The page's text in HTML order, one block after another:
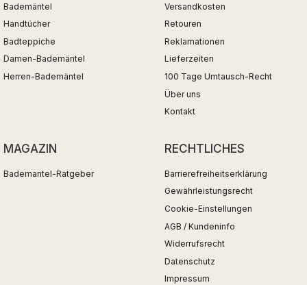
Bademäntel
Handtücher
Badteppiche
Damen-Bademäntel
Herren-Bademäntel
Versandkosten
Retouren
Reklamationen
Lieferzeiten
100 Tage Umtausch-Recht
Über uns
Kontakt
MAGAZIN
Bademantel-Ratgeber
RECHTLICHES
Barrierefreiheitserklärung
Gewährleistungsrecht
Cookie-Einstellungen
AGB / Kundeninfo
Widerrufsrecht
Datenschutz
Impressum